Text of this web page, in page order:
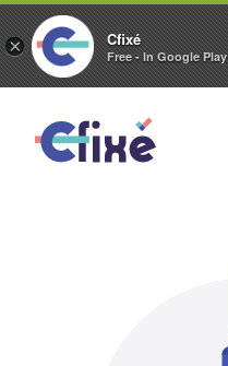
× Cfixé
Free - In Google Play